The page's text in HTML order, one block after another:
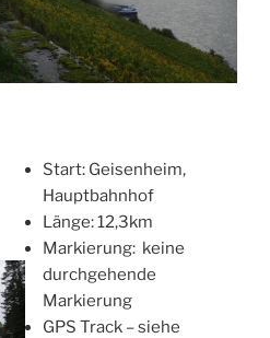
Start: Geisenheim,
Hauptbahnhof
Länge: 12,3km
Markierung: keine
durchgehende
Markierung
GPS Track – siehe